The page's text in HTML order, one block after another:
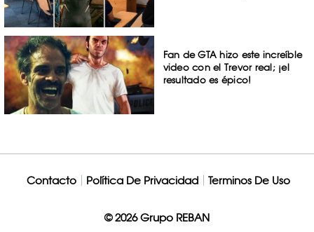
Fan de GTA hizo este increíble
video con el Trevor real; ¡el
resultado es épico!
Contacto Política De Privacidad Terminos De Uso
© 2026 Grupo REBAN